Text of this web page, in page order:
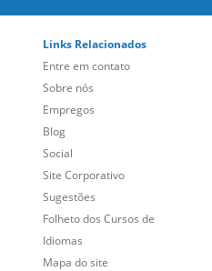
Links Relacionados
Entre em contato
Sobre nós
Empregos
Blog
Social
Site Corporativo
Sugestões
Folheto dos Cursos de
Idiomas
Mapa do site